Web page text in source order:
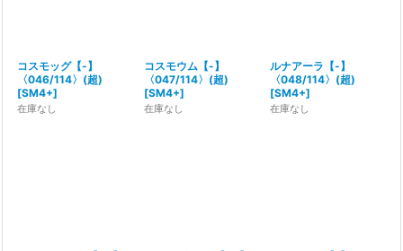
コスモッグ【-】
〈046/114〉(超)
[SM4+]
在庫なし
コスモウム【-】
〈047/114〉(超)
[SM4+]
在庫なし
ルナアーラ【-】
〈048/114〉(超)
[SM4+]
在庫なし